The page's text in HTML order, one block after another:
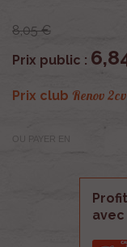
8,05 €
Prix public :
Prix club Renov 2cv
OU PAYER EN